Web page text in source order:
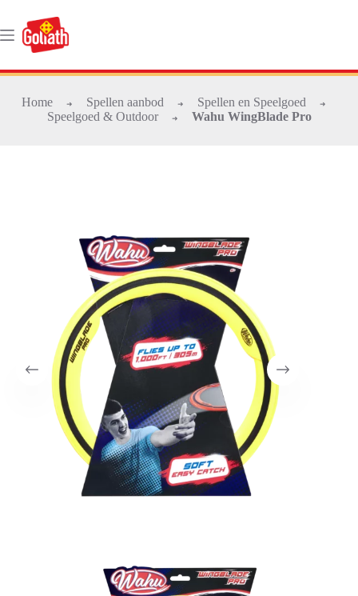
de
inhoud
Home ➜ Spellen aanbod ➜ Spellen en Speelgoed ➜
Speelgoed & Outdoor ➜ Wahu WingBlade Pro